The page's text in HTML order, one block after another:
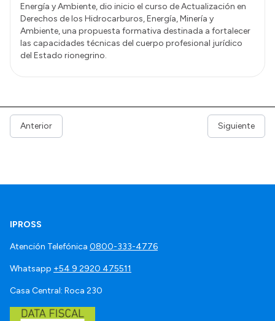
Energía y Ambiente, dio inicio el curso de Actualización en
Derechos de los Hidrocarburos, Energía, Minería y
Ambiente, una propuesta formativa destinada a fortalecer
las capacidades técnicas del cuerpo profesional jurídico
del Estado rionegrino.
Anterior Siguiente
IPROSS
Atención Telefónica 0800-333-4776
Whatsapp +54 9 2920 475511
Casa Central: Roca 230